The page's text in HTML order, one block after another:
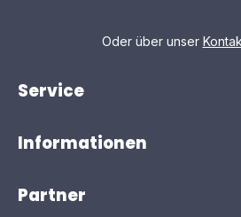
Oder über unser
Service
Informationen
Partner